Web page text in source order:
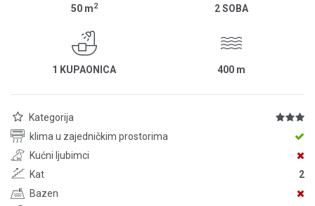
50 m2 2 SOBA
1 KUPAONICA 400 m
Kategorija
klima u zajedničkim prostorima
Kućni ljubimci
Kat
2
Bazen